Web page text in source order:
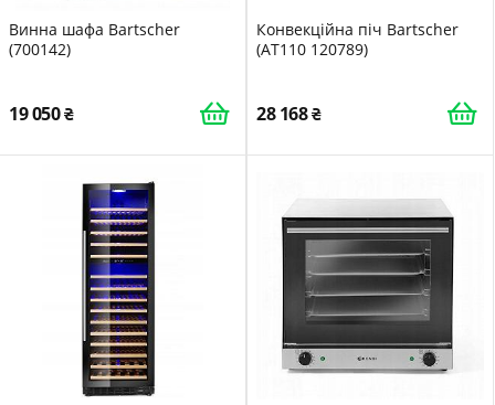
Винна шафа Bartscher
(700142)
19 050
Конвекційна піч Bartscher
(AT110 120789)
28 168